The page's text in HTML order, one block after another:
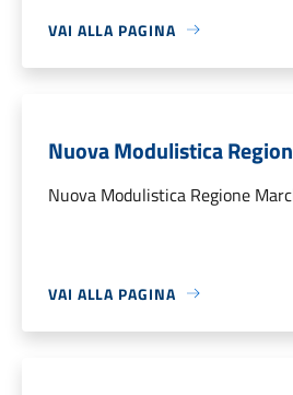
VAI ALLA PAGINA
Nuova Modulistica
Nuova Modulistica Regione
VAI ALLA PAGINA